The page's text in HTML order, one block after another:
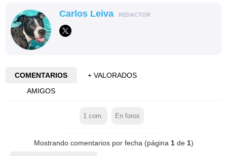
Carlos Leiva REDACTOR
COMENTARIOS
+ VALORADOS
AMIGOS
1 com. En foros
Mostrando comentarios por fecha (página 1de 1)